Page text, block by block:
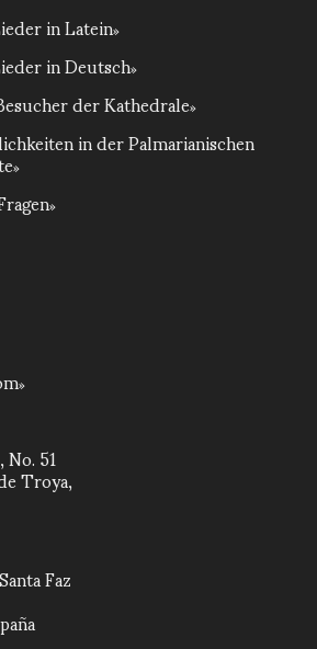
in Latein
in Deutsch
der Kathedrale
in der Palmarianischen
51
Troya,
Faz